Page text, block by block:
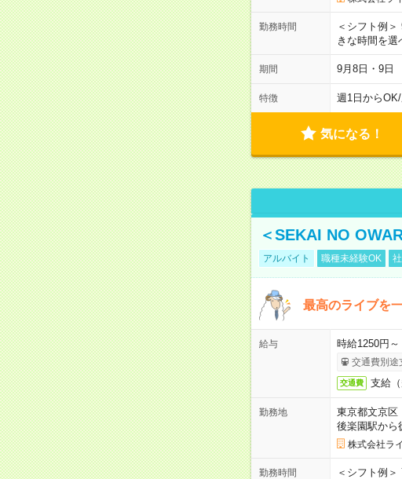
勤務時間
＜シフト例
きな時間を
期間 9月8日・9日
特徴 週1日からOK/
気になる！
＜SEKAI NO
アルバイト 職種未経験OK
最高のライブを
給与 時給1250円～
交通費別途
交通費 支給（
勤務地
東京都文京区
後楽園駅から
株式会社ラ
勤務時間
＜シフト例